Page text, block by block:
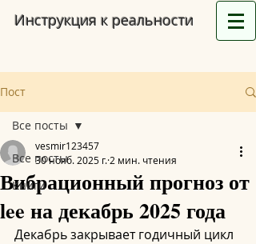
Инструкция к реальности
Пост
Все посты
Книги
Все посты
Вибрационный прогноз от
lee на декабрь 2025 года
vesmir123457
30 нояб. 2025 г. 2 мин. чтения
Декабрь закрывает годичный цикл